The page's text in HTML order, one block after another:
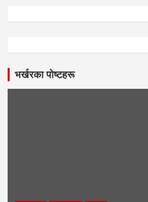
भर्खरका पोष्टहरू